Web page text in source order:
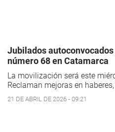
Jubilados
número 68 en Catamarca
La movilización será este
Reclaman mejoras en
21 DE ABRIL DE 2026 - 09:21